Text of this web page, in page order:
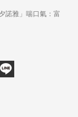
諾雅」喘口氣：富